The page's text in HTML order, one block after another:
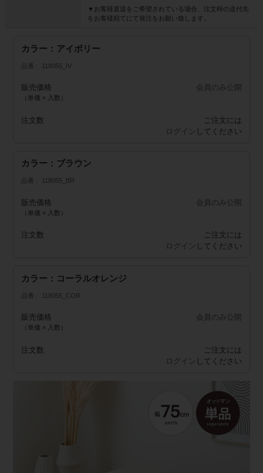
▼お客様直送をご希望されている場合、注文時の送付先
をお客様宛てにて発注をお願い致します。
カラー：アイボリー
品番 118055_IV
販売価格
（単価 × 入数）
会員のみ公開
注文数
ご注文には
ログイン してください
カラー：ブラウン
品番 118055_BR
販売価格
（単価 × 入数）
会員のみ公開
注文数
ご注文には
ログイン してください
カラー：コーラルオレンジ
品番 118055_COR
販売価格
（単価 × 入数）
会員のみ公開
注文数
ご注文には
ログイン してください